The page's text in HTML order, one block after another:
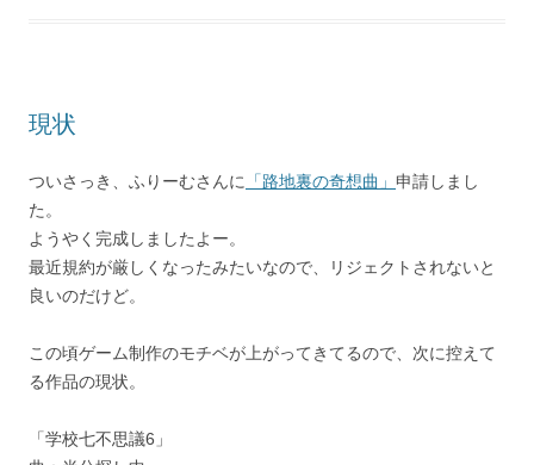
現状
ついさっき、ふりーむさんに 「路地裏の奇想曲」 申請しまし
た。
ようやく完成しましたよー。
最近規約が厳しくなったみたいなので、リジェクトされないと
良いのだけど。
この頃ゲーム制作のモチベが上がってきてるので、次に控えて
る作品の現状。
「学校七不思議6」